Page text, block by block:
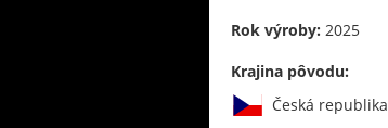
Rok výroby: 2025
Krajina pôvodu:
Česká republika